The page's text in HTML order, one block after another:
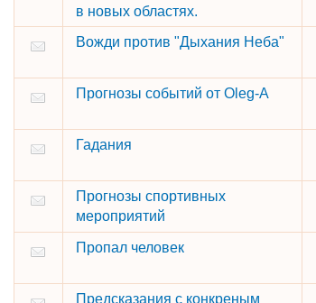
в новых областях.
Вожди против "Дыхания Неба"
Прогнозы событий от Oleg-A
Гадания
Прогнозы спортивных
мероприятий
Пропал человек
Предсказания с конкреным